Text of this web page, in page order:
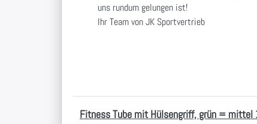
uns rundum gelungen ist!
Ihr Team von JK Sportvertrieb
Fitness Tube mit Hülsengriff, grün = mittel